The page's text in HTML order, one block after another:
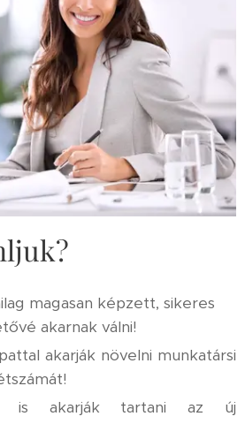
magasan képzett, sikeres
akarnak válni!
akarják növelni munkatársi
is akarják tartani az új